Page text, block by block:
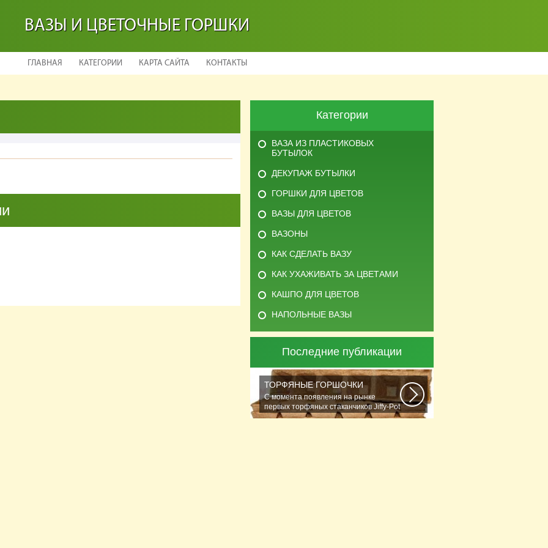
ВАЗЫ И ЦВЕТОЧНЫЕ ГОРШКИ
ГЛАВНАЯ КАТЕГОРИИ КАРТА САЙТА КОНТАКТЫ
Категории
ВАЗА ИЗ ПЛАСТИКОВЫХ
БУТЫЛОК
ДЕКУПАЖ БУТЫЛКИ
ГОРШКИ ДЛЯ ЦВЕТОВ
ВАЗЫ ДЛЯ ЦВЕТОВ
ВАЗОНЫ
КАК СДЕЛАТЬ ВАЗУ
КАК УХАЖИВАТЬ ЗА ЦВЕТАМИ
КАШПО ДЛЯ ЦВЕТОВ
НАПОЛЬНЫЕ ВАЗЫ
Последние публикации
ТОРФЯНЫЕ ГОРШОЧКИ
С момента появления на рынке
первых торфяных стаканчиков Jiffy-Рot
растениеводство...